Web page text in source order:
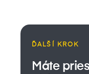
ĎALŠÍ KROK
Máte